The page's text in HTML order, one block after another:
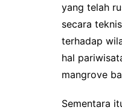
yang telah
secara
terhadap
hal
mangrove
Sementara